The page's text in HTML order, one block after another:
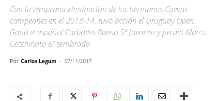
Con la temprana eliminación de los hermanos Cuevas
campeones en el 2013-14, tuvo acción el Uruguay Open.
Ganó el español Carballes Baena 5º favorito y perdió Marco
Cecchinato 6º sembrado.
Por Carlos Legum - 07/11/2017